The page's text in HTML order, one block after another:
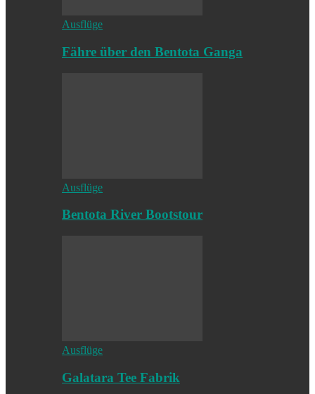
Ausflüge
Fähre über den Bentota Ganga
Ausflüge
Bentota River Bootstour
Ausflüge
Galatara Tee Fabrik